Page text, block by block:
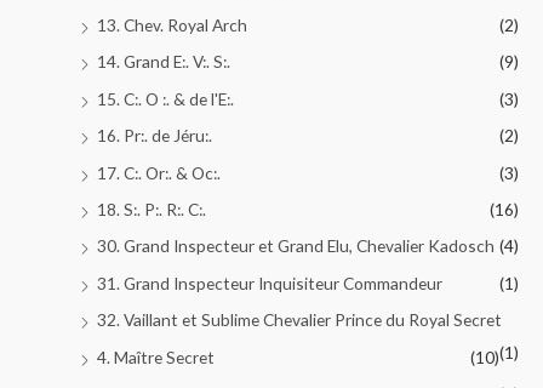
13. Chev. Royal Arch
(2)
14. Grand E:. V:. S:.
(9)
15. C:. O :. & de l'E:.
(3)
16. Pr:. de Jéru:.
(2)
17. C:. Or:. & Oc:.
(3)
18. S:. P:. R:. C:.
(16)
30. Grand Inspecteur et Grand Elu, Chevalier Kadosch (4)
31. Grand Inspecteur Inquisiteur Commandeur
(1)
32. Vaillant et Sublime Chevalier Prince du Royal Secret
(1)
4. Maître Secret
(10)